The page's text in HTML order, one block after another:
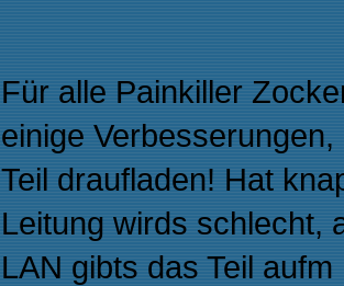
Für alle Painkiller
einige
Teil draufladen! Hat
Leitung wirds schlecht,
LAN gibts das Teil